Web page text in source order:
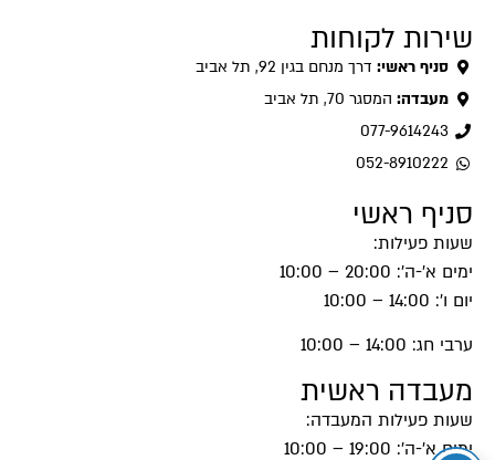
שירות לקוחות
סניף ראשי: דרך מנחם בגין 92, תל אביב
מעבדה: המסגר 70, תל אביב
077-9614243
052-8910222
סניף ראשי
שעות פעילות:
ימים א'-ה': 20:00 – 10:00
יום ו': 14:00 – 10:00
ערבי חג: 14:00 – 10:00
מעבדה ראשית
שעות פעילות המעבדה:
ימים א'-ה': 19:00 – 10:00